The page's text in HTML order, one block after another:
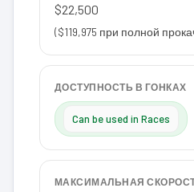
$22,500
($119,975 при полной
ДОСТУПНОСТЬ В ГОНКАХ
Can be used in Races
МАКСИМАЛЬНАЯ